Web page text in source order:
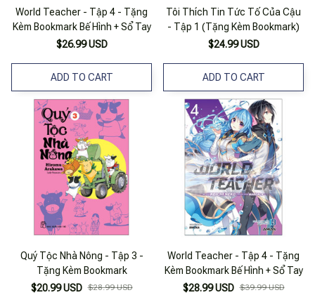
World Teacher - Tập 4 - Tặng
Kèm Bookmark Bế Hình + Sổ Tay
$26.99 USD
ADD TO CART
Tôi Thích Tin Tức Tố Của Cậu
- Tập 1 (Tặng Kèm Bookmark)
$24.99 USD
ADD TO CART
Quý Tộc Nhà Nông - Tập 3 -
Tặng Kèm Bookmark
$20.99 USD $28.99 USD
World Teacher - Tập 4 - Tặng
Kèm Bookmark Bế Hình + Sổ Tay
$28.99 USD $39.99 USD